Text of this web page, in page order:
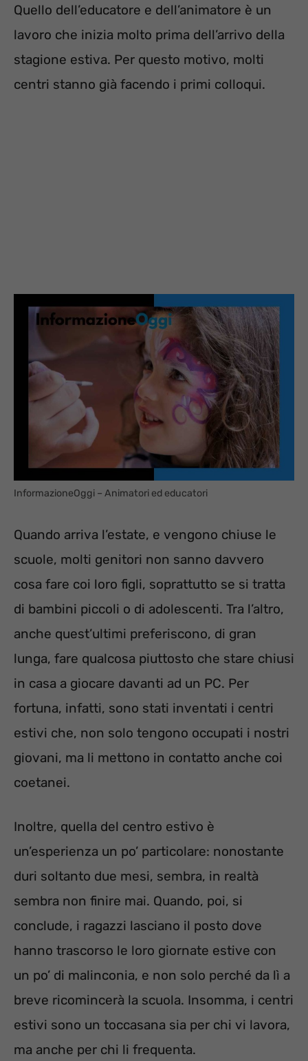
Quello dell’educatore e dell’animatore è un
lavoro che inizia molto prima dell’arrivo della
stagione estiva. Per questo motivo, molti
centri stanno già facendo i primi colloqui.
InformazioneOggi – Animatori ed educatori
Quando arriva l’estate, e vengono chiuse le
scuole, molti genitori non sanno davvero
cosa fare coi loro figli, soprattutto se si tratta
di bambini piccoli o di adolescenti. Tra l’altro,
anche quest’ultimi preferiscono, di gran
lunga, fare qualcosa piuttosto che stare chiusi
in casa a giocare davanti ad un PC. Per
fortuna, infatti, sono stati inventati i centri
estivi che, non solo tengono occupati i nostri
giovani, ma li mettono in contatto anche coi
coetanei.
Inoltre, quella del centro estivo è
un’esperienza un po’ particolare: nonostante
duri soltanto due mesi, sembra, in realtà
sembra non finire mai. Quando, poi, si
conclude, i ragazzi lasciano il posto dove
hanno trascorso le loro giornate estive con
un po’ di malinconia, e non solo perché da lì a
breve ricomincerà la scuola. Insomma, i centri
estivi sono un toccasana sia per chi vi lavora,
ma anche per chi li frequenta.